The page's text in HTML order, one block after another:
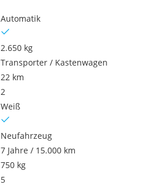
Automatik
2.650 kg
Transporter / Kastenwagen
22 km
2
Weiß
Neufahrzeug
7 Jahre / 15.000 km
750 kg
5